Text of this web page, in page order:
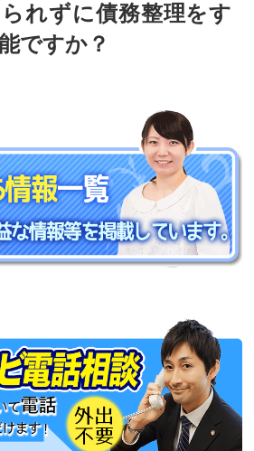
れずに債務整理をす
ですか？